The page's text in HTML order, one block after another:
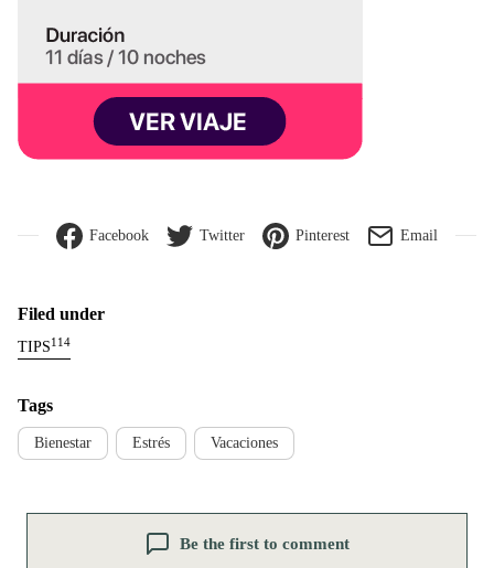
Facebook Twitter Pinterest Email
Filed under
TIPS114
Tags
Bienestar Estrés Vacaciones
Be the first to comment